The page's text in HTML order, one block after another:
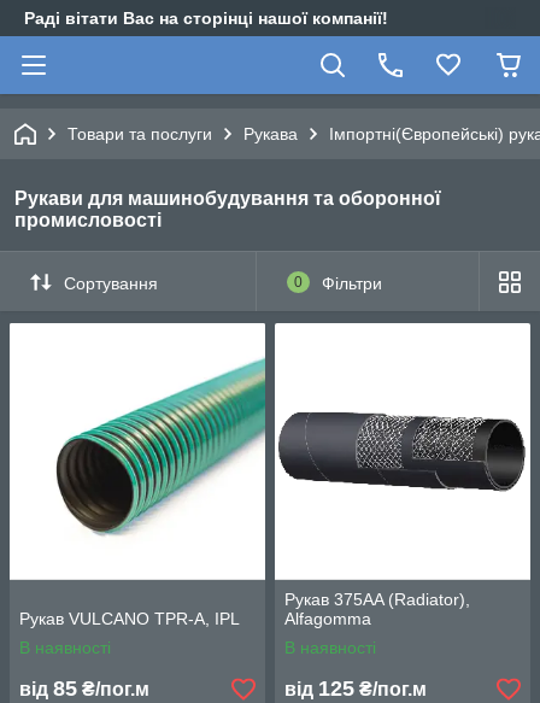
Раді вітати Вас на сторінці нашої компанії!
Товари та послуги Рукава Імпортні(Європейські)
Рукави для машинобудування та оборонної
промисловості
Сортування 0 Фільтри
Рукав VULCANO TPR-A, IPL
В наявності
від 85 ₴/пог.м
Рукав 375AA (Radiator),
Alfagomma
В наявності
від 125 ₴/пог.м